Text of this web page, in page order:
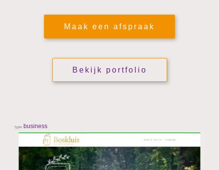
Maak een afspraak
Bekijk portfolio
business